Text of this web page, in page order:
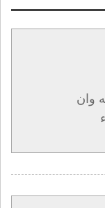
وان